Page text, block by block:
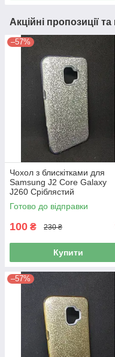
Акційні пропозиції
–57%
Чохол з блискітками для
Samsung J2 Core Galaxy
J260 Сріблястий
Готово до відправки
100 ₴ 230 ₴
Купити
–57%